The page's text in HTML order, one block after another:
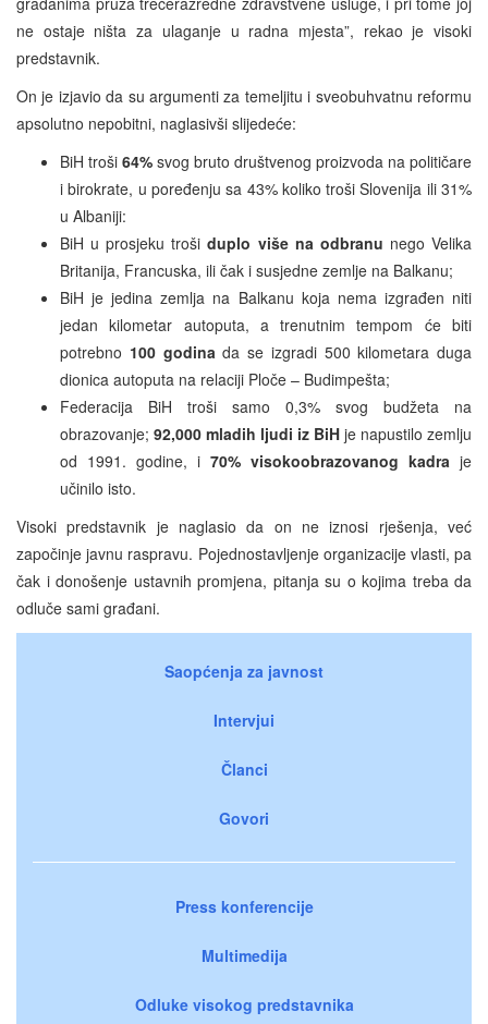
ne ostaje ništa za ulaganje u radna mjesta”, rekao je visoki
predstavnik.
On je izjavio da su argumenti za temeljitu i sveobuhvatnu reformu
apsolutno nepobitni, naglasivši slijedeće:
BiH troši 64% svog bruto društvenog proizvoda na političare
i birokrate, u poređenju sa 43% koliko troši Slovenija ili 31%
u Albaniji:
BiH u prosjeku trošiduplo više na odbranu nego Velika
Britanija, Francuska, ili čak i susjedne zemlje na Balkanu;
BiH je jedina zemlja na Balkanu koja nema izgrađen niti
jedan kilometar autoputa, a trenutnim tempom će biti
potrebno 100 godina da se izgradi 500 kilometara duga
dionica autoputa na relaciji Ploče – Budimpešta;
Federacija BiH troši samo 0,3% svog budžeta na
obrazovanje; 92,000 mladih ljudi iz BiH je napustilo zemlju
od 1991. godine, i 70% visokoobrazovanog kadra je
učinilo isto.
Visoki predstavnik je naglasio da on ne iznosi rješenja, već
započinje javnu raspravu. Pojednostavljenje organizacije vlasti, pa
čak i donošenje ustavnih promjena, pitanja su o kojima treba da
odluče sami građani.
Saopćenja za javnost
Intervjui
Članci
Govori
Press konferencije
Multimedija
Odluke visokog predstavnika